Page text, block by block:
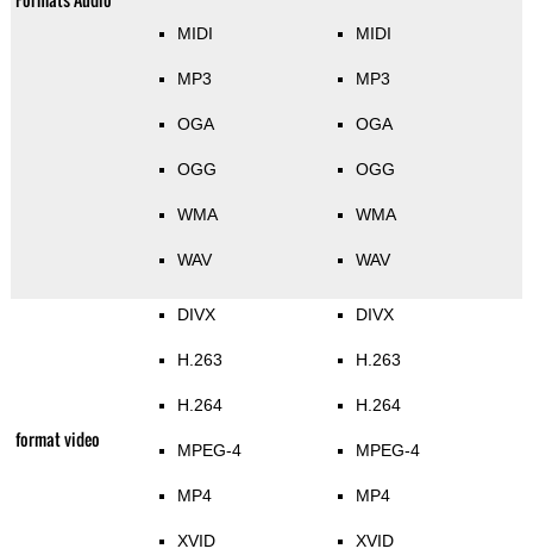
MIDI
MP3
OGA
OGG
WMA
WAV
MIDI
MP3
OGA
OGG
WMA
WAV
format video
DIVX
H.263
H.264
MPEG-4
MP4
XVID
DIVX
H.263
H.264
MPEG-4
MP4
XVID